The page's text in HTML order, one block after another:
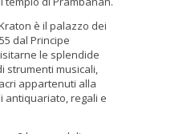
è il palazzo dei
dal Principe
le splendide
strumenti musicali,
appartenuti alla
antiquariato, regali e